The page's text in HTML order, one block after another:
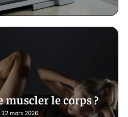
muscler le corps ?
12 mars 2026